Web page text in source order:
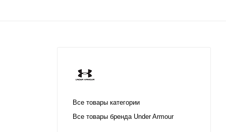
Все товары категории
Все товары бренда Under Armour